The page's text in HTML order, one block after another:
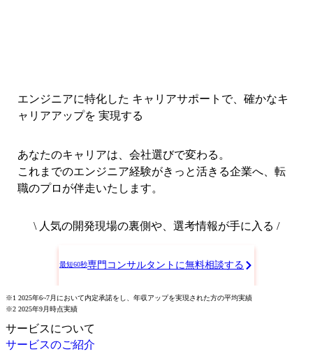
エンジニアに特化した キャリアサポートで、 確かなキ
ャリアアップを 実現する
あなたのキャリアは、会社選びで変わる。
これまでのエンジニア経験がきっと活きる企業へ、転
職のプロが伴走いたします。
\ 人気の開発現場の裏側や、選考情報が手に入る /
最短60秒専門コンサルタントに無料相談する
※1 2025年6~7月において内定承諾をし、年収アップを実現された方の平均実績
※2 2025年9月時点実績
サービスについて
サービスのご紹介